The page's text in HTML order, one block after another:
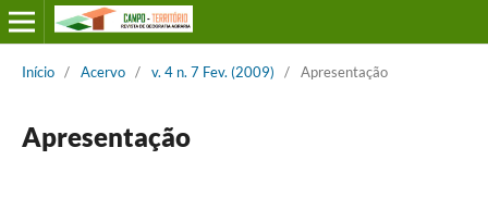
Início / Acervo / v. 4 n. 7 Fev. (2009) / Apresentação
Apresentação